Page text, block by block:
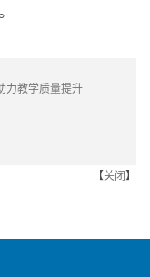
力教学质量提升
【关闭 】